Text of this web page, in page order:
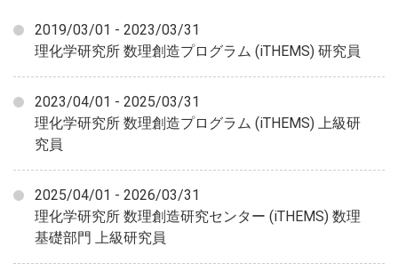
2019/03/01 - 2023/03/31
理化学研究所 数理創造プログラム (iTHEMS) 研究員
2023/04/01 - 2025/03/31
理化学研究所 数理創造プログラム (iTHEMS) 上級研
究員
2025/04/01 - 2026/03/31
理化学研究所 数理創造研究センター (iTHEMS) 数理
基礎部門 上級研究員